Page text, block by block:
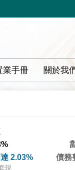
業手冊 關於我
2.03%
現
債務